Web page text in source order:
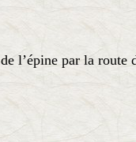
l’épine par la route